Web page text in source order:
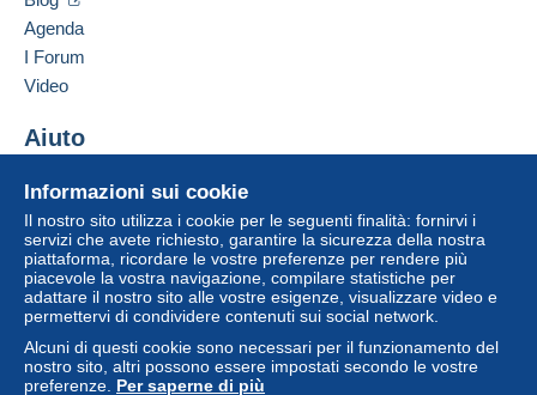
Informazioni sui cookie
Il nostro sito utilizza i cookie per le seguenti finalità: fornirvi i
servizi che avete richiesto, garantire la sicurezza della nostra
piattaforma, ricordare le vostre preferenze per rendere più
piacevole la vostra navigazione, compilare statistiche per
adattare il nostro sito alle vostre esigenze, visualizzare video e
permettervi di condividere contenuti sui social network.
Alcuni di questi cookie sono necessari per il funzionamento del
nostro sito, altri possono essere impostati secondo le vostre
preferenze. Per saperne di più
Agenda
I Forum
Video
Aiuto
Acquistare su Delcampe
Vendere su Delcampe
Un sito sicuro